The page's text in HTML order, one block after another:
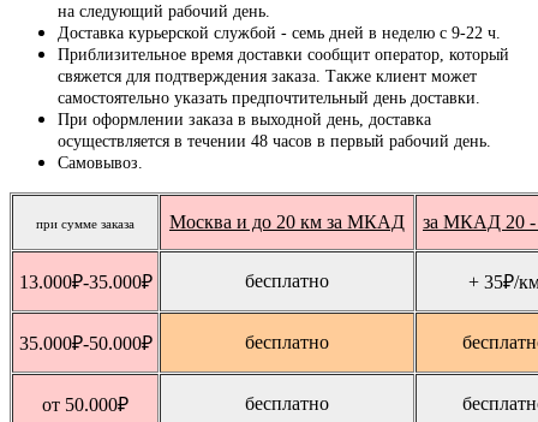
на следующий рабочий день.
Доставка курьерской службой - семь дней в неделю с 9-22 ч.
Приблизительное время доставки сообщит оператор, который
свяжется для подтверждения заказа. Также клиент может
самостоятельно указать предпочтительный день доставки.
При оформлении заказа в выходной день, доставка
осуществляется в течении 48 часов в первый рабочий день.
Самовывоз.
при сумме заказа Москва и до 20 км за МКАД за МКАД 20 -
13.000₽-35.000₽ бесплатно + 35₽/
35.000₽-50.000₽ бесплатно
от 50.000₽ бесплатно